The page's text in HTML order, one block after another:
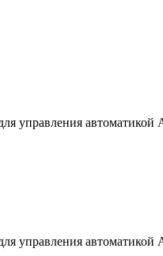
управления
управления